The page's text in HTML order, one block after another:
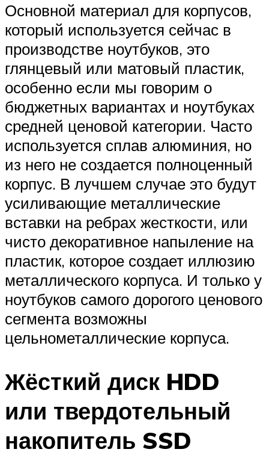
Основной материал для корпусов,
который используется сейчас в
производстве ноутбуков, это
глянцевый или матовый пластик,
особенно если мы говорим о
бюджетных вариантах и ноутбуках
средней ценовой категории. Часто
используется сплав алюминия, но
из него не создается полноценный
корпус. В лучшем случае это будут
усиливающие металлические
вставки на ребрах жесткости, или
чисто декоративное напыление на
пластик, которое создает иллюзию
металлического корпуса. И только у
ноутбуков самого дорогого ценового
сегмента возможны
цельнометаллические корпуса.
Жёсткий диск HDD
или твердотельный
накопитель SSD